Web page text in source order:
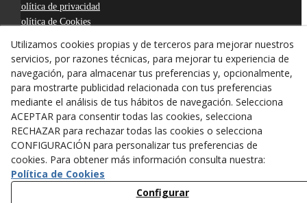
Política de privacidad
Política de Cookies
Derecho de desistimiento
Utilizamos cookies propias y de terceros para mejorar nuestros
servicios, por razones técnicas, para mejorar tu experiencia de
navegación, para almacenar tus preferencias y, opcionalmente,
para mostrarte publicidad relacionada con tus preferencias
mediante el análisis de tus hábitos de navegación. Selecciona
ACEPTAR para consentir todas las cookies, selecciona
RECHAZAR para rechazar todas las cookies o selecciona
CONFIGURACIÓN para personalizar tus preferencias de
cookies. Para obtener más información consulta nuestra:
Política de Cookies
Configurar